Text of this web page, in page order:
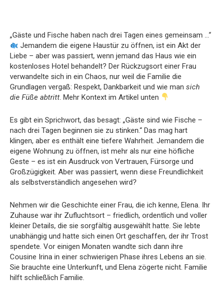
„Gäste und Fische haben nach drei Tagen eines gemeinsam …“
Jemandem die eigene Haustür zu öffnen, ist ein Akt der
Liebe – aber was passiert, wenn jemand das Haus wie ein
kostenloses Hotel behandelt? Der Rückzugsort einer Frau
verwandelte sich in ein Chaos, nur weil die Familie die
Grundlagen vergaß: Respekt, Dankbarkeit und wie man sich
die Füße abtritt. Mehr Kontext im Artikel unten
Es gibt ein Sprichwort, das besagt: „Gäste sind wie Fische –
nach drei Tagen beginnen sie zu stinken.“ Das mag hart
klingen, aber es enthält eine tiefere Wahrheit. Jemandem die
eigene Wohnung zu öffnen, ist mehr als nur eine höfliche
Geste – es ist ein Ausdruck von Vertrauen, Fürsorge und
Großzügigkeit. Aber was passiert, wenn diese Freundlichkeit
als selbstverständlich angesehen wird?
Nehmen wir die Geschichte einer Frau, die ich kenne, Elena. Ihr
Zuhause war ihr Zufluchtsort – friedlich, ordentlich und voller
kleiner Details, die sie sorgfältig ausgewählt hatte. Sie lebte
unabhängig und hatte sich einen Ort geschaffen, der ihr Trost
spendete. Vor einigen Monaten wandte sich dann ihre
Cousine Irina in einer schwierigen Phase ihres Lebens an sie.
Sie brauchte eine Unterkunft, und Elena zögerte nicht. Familie
hilft schließlich Familie.